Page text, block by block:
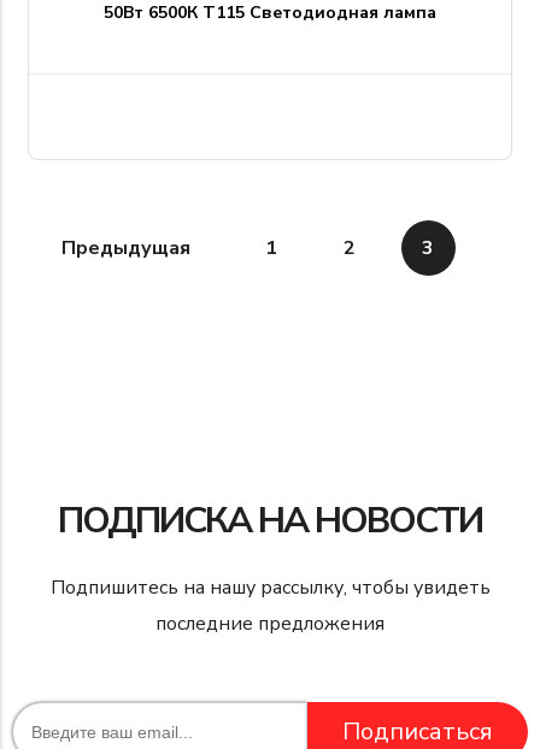
50Вт 6500К T115 Светодиодная лампа
Предыдущая 1 2 3
ПОДПИСКА НА НОВОСТИ
Подпишитесь на нашу рассылку, чтобы увидеть
последние предложения
Подписаться